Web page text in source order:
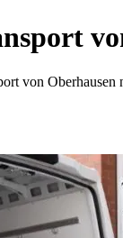
von